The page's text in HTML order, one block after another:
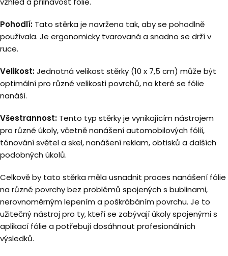
Pohodlí: Tato stěrka je navržena tak, aby se pohodlně
používala. Je ergonomicky tvarovaná a snadno se drží v
ruce.
Velikost:Jednotná velikost stěrky (10 x 7,5 cm) může být
optimální pro různé velikosti povrchů, na které se fólie
nanáší.
Všestrannost: Tento typ stěrky je vynikajícím nástrojem
pro různé úkoly, včetně nanášení automobilových fólií,
tónování světel a skel, nanášení reklam, obtisků a dalších
podobných úkolů.
Celkově by tato stěrka měla usnadnit proces nanášení fólie
na různé povrchy bez problémů spojených s bublinami,
nerovnoměrným lepením a poškrábáním povrchu. Je to
užitečný nástroj pro ty, kteří se zabývají úkoly spojenými s
aplikací fólie a potřebují dosáhnout profesionálních
výsledků.